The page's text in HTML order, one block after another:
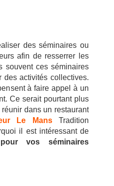
des séminaires ou
afin de resserrer les
souvent ces séminaires
des activités collectives.
à faire appel à un
Ce serait pourtant plus
dans un restaurant
Le MansTradition
il est intéressant de
vos séminaires